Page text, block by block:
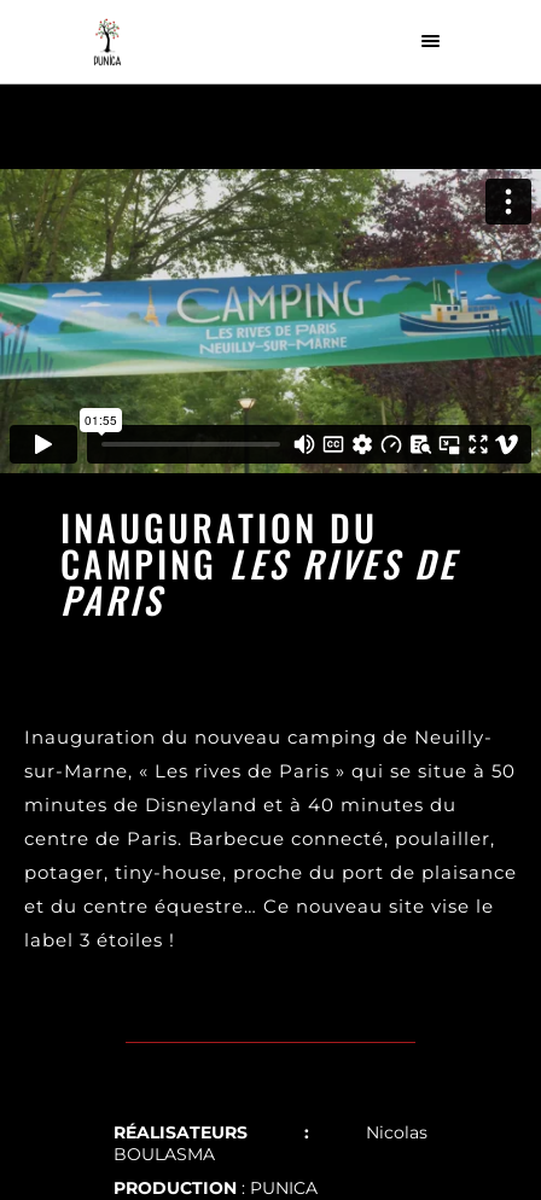
INAUGURATION DU
CAMPING LES RIVES DE
PARIS
Inauguration du nouveau camping de Neuilly-
sur-Marne, « Les rives de Paris » qui se situe à 50
minutes de Disneyland et à 40 minutes du
centre de Paris. Barbecue connecté, poulailler,
potager, tiny-house, proche du port de plaisance
et du centre équestre… Ce nouveau site vise le
label 3 étoiles !
RÉALISATEURS : Nicolas
BOULASMA
PRODUCTION : PUNICA